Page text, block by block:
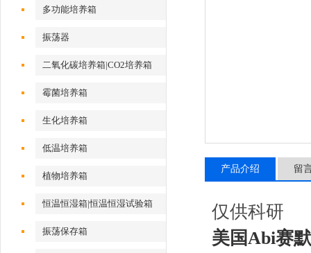
多功能培养箱
振荡器
二氧化碳培养箱|CO2培养箱
霉菌培养箱
生化培养箱
低温培养箱
植物培养箱
恒温恒湿箱|恒温恒湿试验箱
振荡保存箱
产品介绍 留
仅供科研
美国Abi赛